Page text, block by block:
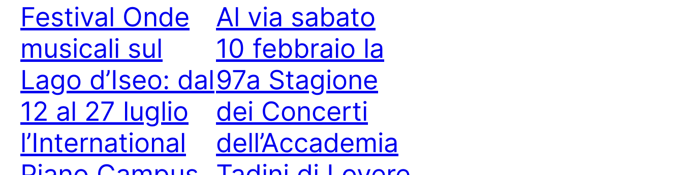
Festival Onde
musicali sul
Lago d’Iseo: dal
12 al 27 luglio
l’International
Al via sabato
10 febbraio la
97a Stagione
dei Concerti
dell’Accademia